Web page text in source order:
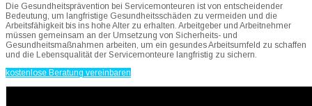
Die Gesundheitsprävention bei Servicemonteuren ist von entscheidender
Bedeutung, um langfristige Gesundheitsschäden zu vermeiden und die
Arbeitsfähigkeit bis ins hohe Alter zu erhalten. Arbeitgeber und Arbeitnehmer
müssen gemeinsam an der Umsetzung von Sicherheits- und
Gesundheitsmaßnahmen arbeiten, um ein gesundes Arbeitsumfeld zu schaffen
und die Lebensqualität der Servicemonteure langfristig zu sichern.
kostenlose Beratung vereinbaren